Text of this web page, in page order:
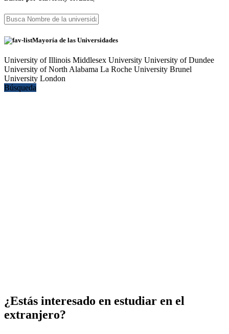
Mayoría de las Universidades
University of Illinois Middlesex University University of Dundee
University of North Alabama La Roche University Brunel
University London
Búsqueda
¿Estás interesado en estudiar en el
extranjero?